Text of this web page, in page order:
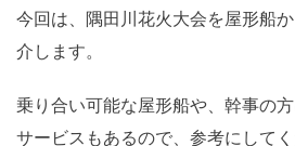
今回は、隅田川花火大会を屋形船
介します。
乗り合い可能な屋形船や、幹事の
サービスもあるので、参考にしてく